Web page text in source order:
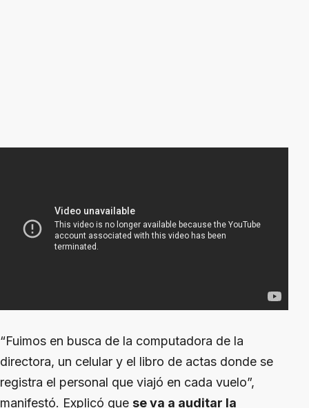
“Fuimos en busca de la computadora de la
directora, un celular y el libro de actas donde se
registra el personal que viajó en cada vuelo”,
manifestó. Explicó que se va a auditar la